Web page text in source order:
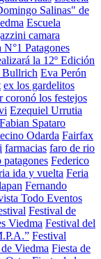
Salinas" de
Escuela
camara
Patagones
la 12º Edición
Bullrich Eva Perón
ex los gardelitos
coronó los festejos
Ezequiel Urrutia
Fabian Spataro
Odarda Fairfax
farmacias faro de rio
patagones Federico
ida y vuelta Feria
Fernando
Todo Eventos
Festival de
Viedma Festival del
Festival
Viedma Fiesta de